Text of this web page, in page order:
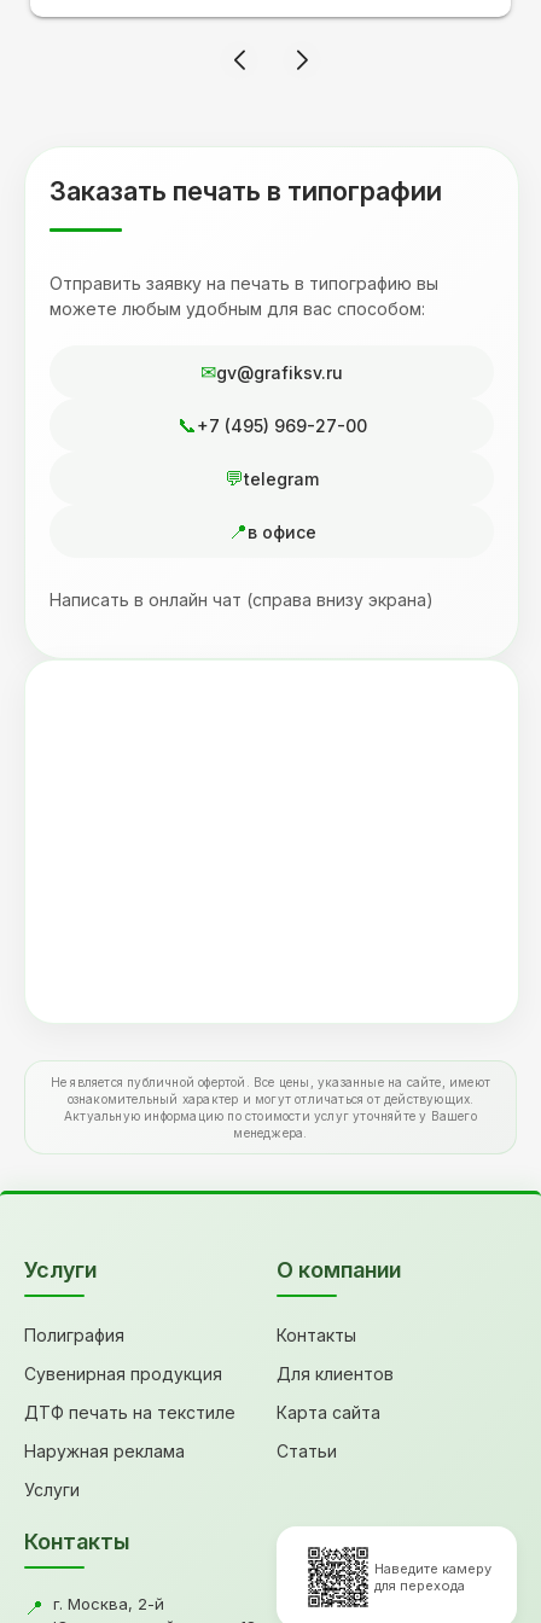
терпеливость, отвечала на все мои вопросы.
Заказать печать в типографии
Отправить заявку на печать в типографию вы
можете любым удобным для вас способом:
gv@grafiksv.ru
+7 (495) 969-27-00
telegram
в офисе
Написать в онлайн чат (справа внизу экрана)
Не является публичной офертой. Все цены, указанные на сайте, имеют
ознакомительный характер и могут отличаться от действующих.
Актуальную информацию по стоимости услуг уточняйте у Вашего
менеджера.
Услуги
Полиграфия
Сувенирная продукция
ДТФ печать на текстиле
Наружная реклама
Услуги
О компании
Контакты
Для клиентов
Карта сайта
Статьи
Контакты
📍
г. Москва, 2-й
Наведите камеру
для перехода